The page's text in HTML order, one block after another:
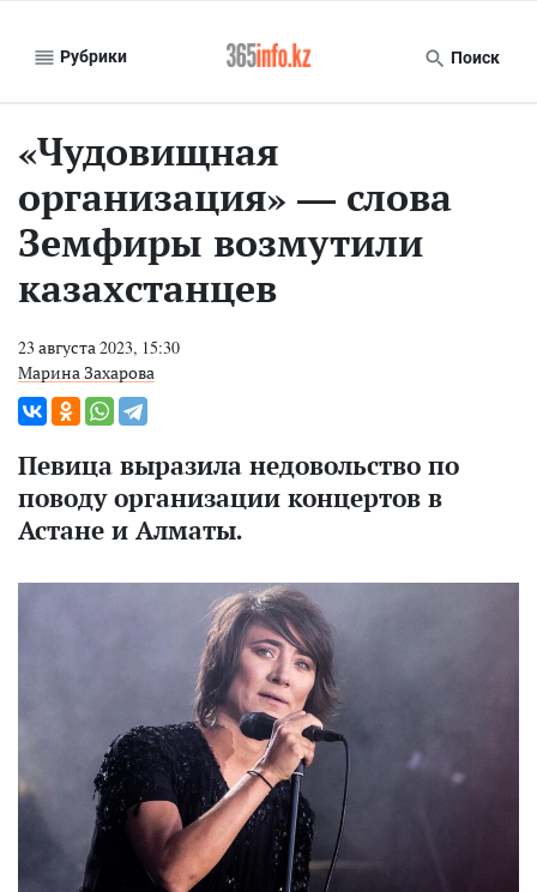
Рубрики Поиск
«Чудовищная
организация» — слова
Земфиры возмутили
казахстанцев
23 августа 2023, 15:30
Марина Захарова
Певица выразила недовольство по
поводу организации концертов в
Астане и Алматы.